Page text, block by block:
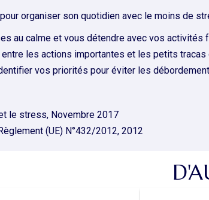
organiser son quotidien avec le moins de
au calme et vous détendre avec vos activités
les actions importantes et les petits tracas
vos priorités pour éviter les
le stress, Novembre 2017
(UE) N°432/2012, 2012